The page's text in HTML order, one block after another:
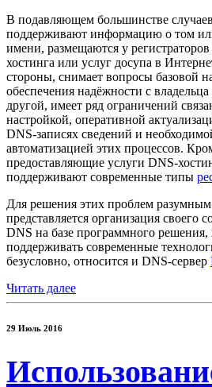
В подавляющем большинстве
поддерживают информацию о том
имени, размещаются у
хостинга или услуг досупа в
стороны, снимает вопросы базовой
обеспечения надёжности с
другой, имеет ряд ограничений
настройкой, оперативной
DNS-записях сведений и
автоматизацией этих процессов.
предоставляющие услуги DNS-
поддерживают современные типы
Для решения этих проблем
представляется организация своего
DNS на базе программного решения,
поддерживать современные
безусловно, относится и DNS-сервер
Читать далее
29 Июль 2016